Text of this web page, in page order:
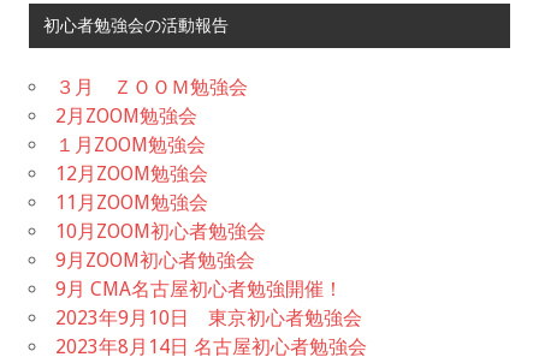
初心者勉強会の活動報告
３月 ＺＯＯＭ勉強会
2月ZOOM勉強会
１月ZOOM勉強会
12月ZOOM勉強会
11月ZOOM勉強会
10月ZOOM初心者勉強会
9月ZOOM初心者勉強会
9月 CMA名古屋初心者勉強開催！
2023年9月10日 東京初心者勉強会
2023年8月14日 名古屋初心者勉強会